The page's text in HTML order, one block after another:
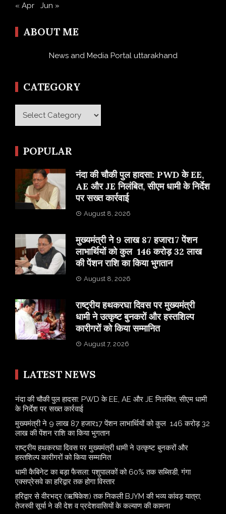
« Apr Jun »
ABOUT ME
News and Media Portal uttarakhand
CATEGORY
Category
POPULAR
नंदा की चौकी पुल हादसा: PWD के EE,
AE और JE निलंबित, सीएम धामी के निर्देश
पर सख्त कार्रवाई
August 8, 2026
मुख्यमंत्री ने 9 लाख 87 हजार17 पेंशन
लाभार्थियों को कुल 146 करोड़ 32 लाख
की पेंशन राशि का किया भुगतान
August 8, 2026
राष्ट्रीय हथकरघा दिवस पर मुख्यमंत्री
धामी ने उत्कृष्ट बुनकरों और हस्तशिल्प
कारीगरों को किया सम्मानित
August 7, 2026
LATEST NEWS
नंदा की चौकी पुल हादसा: PWD के EE, AE और JE निलंबित, सीएम धामी
के निर्देश पर सख्त कार्रवाई
मुख्यमंत्री ने 9 लाख 87 हजार17 पेंशन लाभार्थियों को कुल 146 करोड़ 32
लाख की पेंशन राशि का किया भुगतान
राष्ट्रीय हथकरघा दिवस पर मुख्यमंत्री धामी ने उत्कृष्ट बुनकरों और
हस्तशिल्प कारीगरों को किया सम्मानित
​धामी कैबिनेट का बड़ा फैसला: पशुपालकों को 60% तक सब्सिडी, गंगा
एक्सप्रेसवे का हरिद्वार तक होगा विस्तार
​हरिद्वार से वीरभद्र (ऋषिकेश) तक निकली BJYM की भव्य कांवड़ यात्रा;
तेजस्वी सूर्या ने की देश व प्रदेशवासियों के कल्याण की कामना